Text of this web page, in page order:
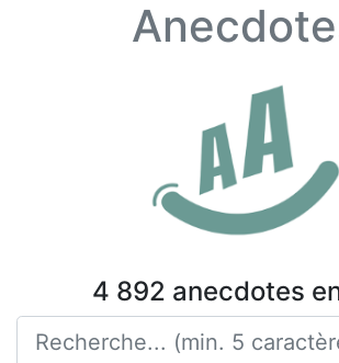
4 892 anecdotes